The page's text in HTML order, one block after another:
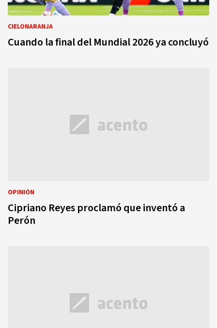
CIELONARANJA
Cuando la final del Mundial 2026 ya concluyó
OPINIÓN
Cipriano Reyes proclamó que inventó a
Perón